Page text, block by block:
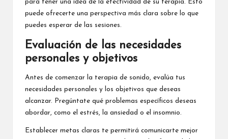
para tener una idea de la efectividad de su terapia. Esto
puede ofrecerte una perspectiva más clara sobre lo que
puedes esperar de las sesiones.
Evaluación de las necesidades
personales y objetivos
Antes de comenzar la terapia de sonido, evalúa tus
necesidades personales y los objetivos que deseas
alcanzar. Pregúntate qué problemas específicos deseas
abordar, como el estrés, la ansiedad o el insomnio.
Establecer metas claras te permitirá comunicarte mejor